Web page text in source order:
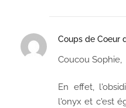
Coups de Coeur
Coucou Sophie,
En effet,
l'onyx et c'est